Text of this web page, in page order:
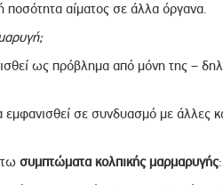
ποσότητα αίματος σε άλλα όργανα.
ως πρόβλημα από μόνη της –
σε συνδυασμό με άλλες
συμπτώματα κολπικής μαρμαρυγής: